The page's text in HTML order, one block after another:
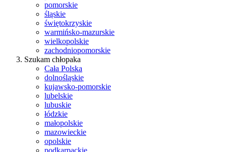
pomorskie
śląskie
świętokrzyskie
warmińsko-mazurskie
wielkopolskie
zachodniopomorskie
Szukam chłopaka
Cała Polska
dolnośląskie
kujawsko-pomorskie
lubelskie
lubuskie
łódzkie
małopolskie
mazowieckie
opolskie
podkarpackie